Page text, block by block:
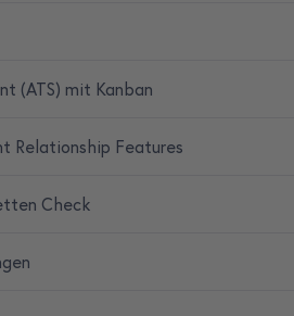
(ATS) mit Kanban
Relationship Features
Check